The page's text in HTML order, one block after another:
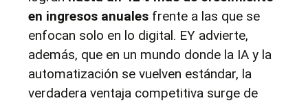
en ingresos anuales frente a las que se
enfocan solo en lo digital. EY advierte,
además, que en un mundo donde la IA y la
automatización se vuelven estándar, la
verdadera ventaja competitiva surge de